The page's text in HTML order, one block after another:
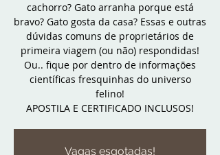
cachorro? Gato arranha porque está
bravo? Gato gosta da casa? Essas e outras
dúvidas comuns de proprietários de
primeira viagem (ou não) respondidas!
Ou.. fique por dentro de informações
científicas fresquinhas do universo
felino!
APOSTILA E CERTIFICADO INCLUSOS!
Vagas esgotadas!